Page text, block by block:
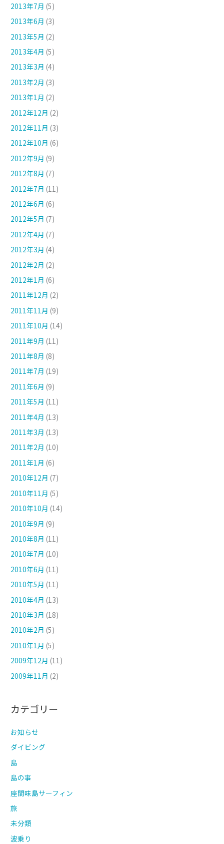
2013年7月 (5)
2013年6月 (3)
2013年5月 (2)
2013年4月 (5)
2013年3月 (4)
2013年2月 (3)
2013年1月 (2)
2012年12月 (2)
2012年11月 (3)
2012年10月 (6)
2012年9月 (9)
2012年8月 (7)
2012年7月 (11)
2012年6月 (6)
2012年5月 (7)
2012年4月 (7)
2012年3月 (4)
2012年2月 (2)
2012年1月 (6)
2011年12月 (2)
2011年11月 (9)
2011年10月 (14)
2011年9月 (11)
2011年8月 (8)
2011年7月 (19)
2011年6月 (9)
2011年5月 (11)
2011年4月 (13)
2011年3月 (13)
2011年2月 (10)
2011年1月 (6)
2010年12月 (7)
2010年11月 (5)
2010年10月 (14)
2010年9月 (9)
2010年8月 (11)
2010年7月 (10)
2010年6月 (11)
2010年5月 (11)
2010年4月 (13)
2010年3月 (18)
2010年2月 (5)
2010年1月 (5)
2009年12月 (11)
2009年11月 (2)
カテゴリー
お知らせ
ダイビング
島
島の事
座間味島サーフィン
旅
未分類
波乗り